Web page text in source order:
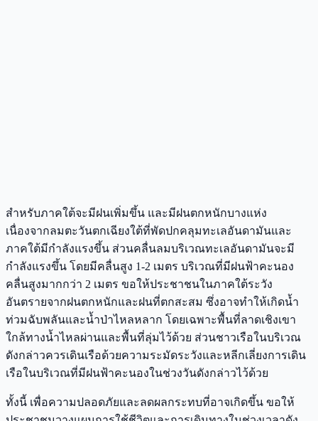
สำหรับภาคใต้จะมีฝนเพิ่มขึ้น และมีฝนตกหนักบางแห่ง
เนื่องจากลมตะวันตกเฉียงใต้ที่พัดปกคลุมทะเลอันดามันและ
ภาคใต้มีกำลังแรงขึ้น ส่วนคลื่นลมบริเวณทะเลอันดามันจะมี
กำลังแรงขึ้น โดยมีคลื่นสูง 1-2 เมตร บริเวณที่มีฝนฟ้าคะนอง
คลื่นสูงมากกว่า 2 เมตร ขอให้ประชาชนในภาคใต้ระวัง
อันตรายจากฝนตกหนักและฝนที่ตกสะสม ซึ่งอาจทำให้เกิดน้ำ
ท่วมฉับพลันและน้ำป่าไหลหลาก โดยเฉพาะพื้นที่ลาดเชิงเขา
ใกล้ทางน้ำไหลผ่านและพื้นที่ลุ่มไว้ด้วย ส่วนชาวเรือในบริเวณ
ดังกล่าวควรเดินเรือด้วยความระมัดระวังและหลีกเลี่ยงการเดิน
เรือในบริเวณที่มีฝนฟ้าคะนองในช่วงวันดังกล่าวไว้ด้วย
ทั้งนี้ เพื่อความปลอดภัยและลดผลกระทบที่อาจเกิดขึ้น ขอให้